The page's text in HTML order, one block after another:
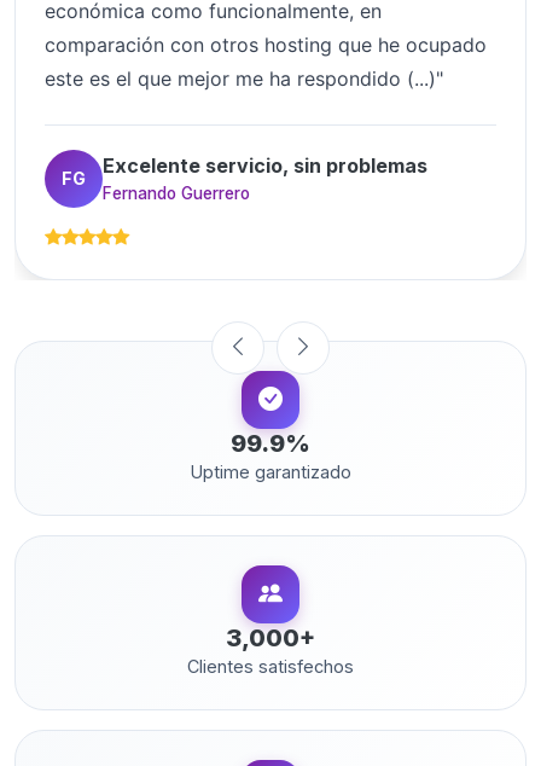
económica como funcionalmente, en
comparación con otros hosting que he ocupado
este es el que mejor me ha respondido (...)"
FG
Excelente servicio, sin problemas
Fernando Guerrero
99.9%
Uptime garantizado
3,000+
Clientes satisfechos